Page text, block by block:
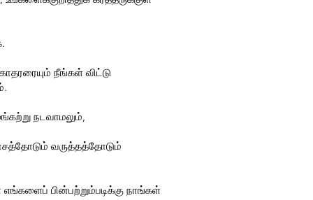
நீங்கள் விட்டு
நடவாமலும்,
வருத்தத்தோடும்
பின்பற்றும்படிக்கு நாங்கள்